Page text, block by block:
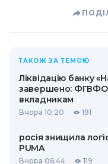
ТАКОЖ ЗА ТЕМОЮ
Ліквідацію банку
завершено: ФГВФО
вкладникам
Вчора 10:20 191
росія знищила
PUMA
Вчора 06:44 119